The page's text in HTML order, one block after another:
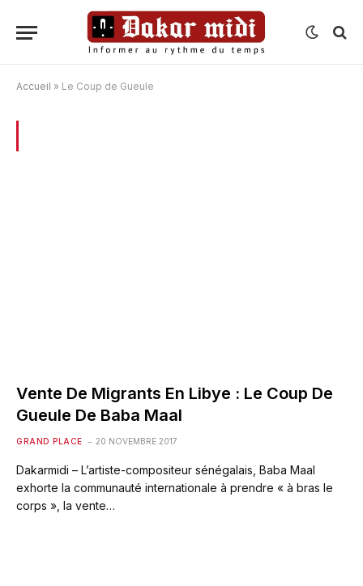
Accueil » Le Coup de Gueule
Vente De Migrants En Libye : Le Coup De
Gueule De Baba Maal
GRAND PLACE 20 NOVEMBRE 2017
Dakarmidi – L’artiste-compositeur sénégalais, Baba Maal
exhorte la communauté internationale à prendre « à bras le
corps », la vente…